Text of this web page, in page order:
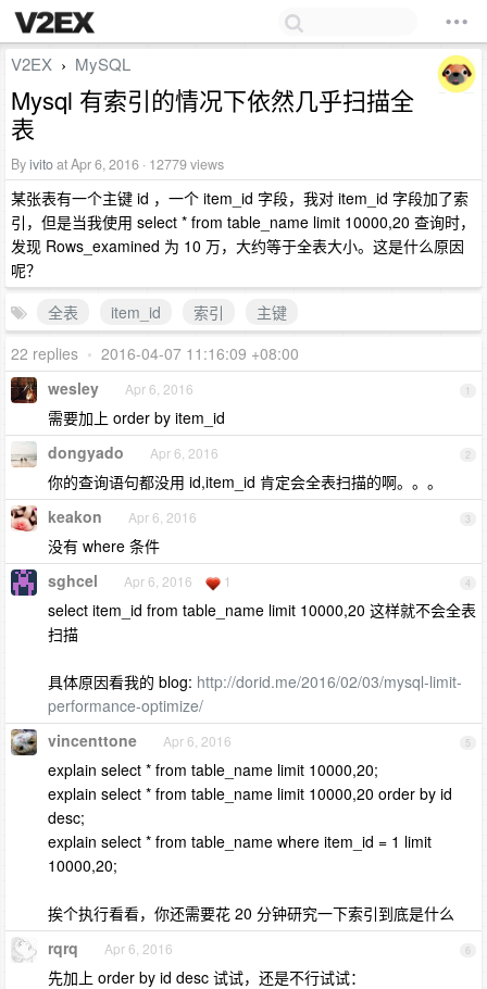
V2EX › MySQL
Mysql 有索引的情况下依然几乎扫描全
表
Byivitoat Apr 6, 2016 · 12779 views
某张表有一个主键 id ，一个 item_id 字段，我对 item_id 字段加了索
引，但是当我使用 select * from table_name limit 10000,20 查询时，
发现 Rows_examined 为 10 万，大约等于全表大小。这是什么原因
呢？
全表
item_id 索引
主键
22 replies • 2016-04-07 11:16:09 +08:00
1
wesley Apr 6, 2016
需要加上 order by item_id
2
dongyado Apr 6, 2016
你的查询语句都没用 id,item_id 肯定会全表扫描的啊。。。
3
keakon Apr 6, 2016
没有 where 条件
4
sghcel Apr 6, 2016 1
select item_id from table_name limit 10000,20 这样就不会全表
扫描
具体原因看我的 blog: http://dorid.me/2016/02/03/mysql-limit-
performance-optimize/
5
vincenttone Apr 6, 2016
explain select * from table_name limit 10000,20;
explain select * from table_name limit 10000,20 order by id
desc;
explain select * from table_name where item_id = 1 limit
10000,20;
挨个执行看看，你还需要花 20 分钟研究一下索引到底是什么
6
rqrq Apr 6, 2016
先加上 order by id desc 试试，还是不行试试：